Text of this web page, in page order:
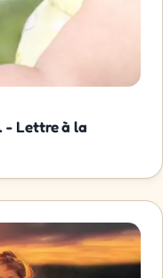
- Lettre à la